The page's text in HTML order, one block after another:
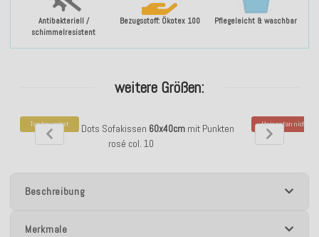
Antibakteriell /
schimmelresistent
Bezugsstoff: Ökotex 100 Pflegeleicht & waschbar
weitere Größen:
Top bewertet
H.O.C.K. Miss Dots Sofakissen 60x40cmmit Punkten
rosé col. 10
Momentan nicht
H.O.C.K. Miss
Beschreibung
Merkmale